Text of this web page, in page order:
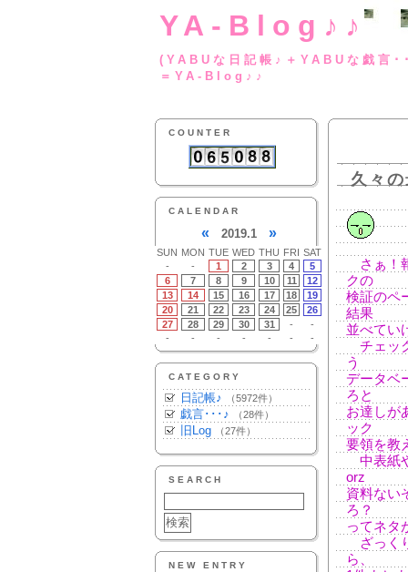
YA-Blog♪♪
(YABUな日記帳♪
＝YA-Blog♪♪
COUNTER
CALENDAR
« 2019.1 »
SUN MON TUE WED THU FRI SAT
-
- 1 2 3 4
5
6
7 8 9 10 11
12
13
14 15 16 17 18
19
20
21 22 23 24 25
26
27
28 29 30 31 -
-
-
- - - - - -
CATEGORY
日記帳♪ （5972件）
戯言･･･♪ （28件）
旧Log （27件）
SEARCH
NEW ENTRY
久々
さぁ！
クの
検証のペ
結果
並べてい
チェッ
う
データベ
ろと
お達しが
ック
要領を教
中表紙
orz
資料ない
ろ？
ってネタ
ざっく
ら、